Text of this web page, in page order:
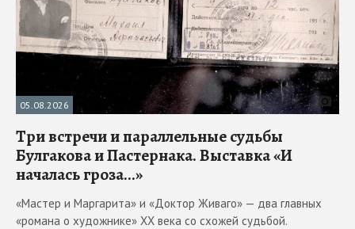
05.08.2026
Три встречи и параллельные судьбы
Булгакова и Пастернака. Выставка «И
началась гроза...»
«Мастер и Маргарита» и «Доктор Живаго» — два главных
«романа о художнике» ХХ века со схожей судьбой.